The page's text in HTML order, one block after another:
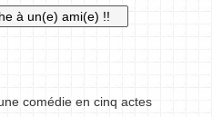
comédie en cinq actes